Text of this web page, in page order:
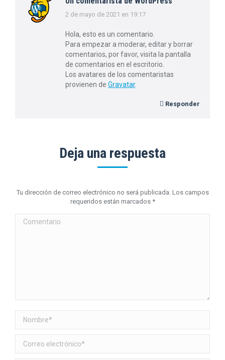
dice:
2 de mayo de 2021 en 19:17
Hola, esto es un comentario.
Para empezar a moderar, editar y borrar
comentarios, por favor, visita la pantalla
de comentarios en el escritorio.
Los avatares de los comentaristas
provienen de Gravatar.
Responder
Deja una respuesta
Tu dirección de correo electrónico no será publicada. Los campos
requeridos están marcados *
Comentario
Nombre *
Correo electrónico *